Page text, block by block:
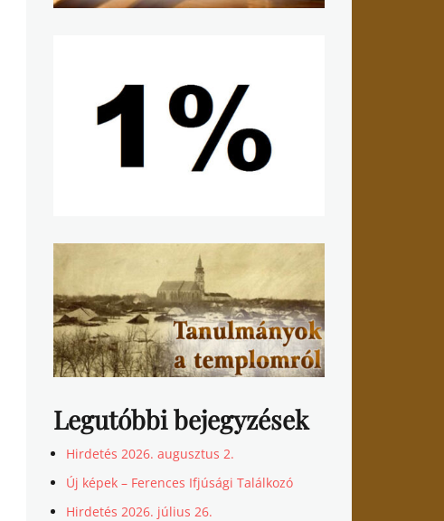
Legutóbbi bejegyzések
Hirdetés 2026. augusztus 2.
Új képek – Ferences Ifjúsági Találkozó
Hirdetés 2026. július 26.